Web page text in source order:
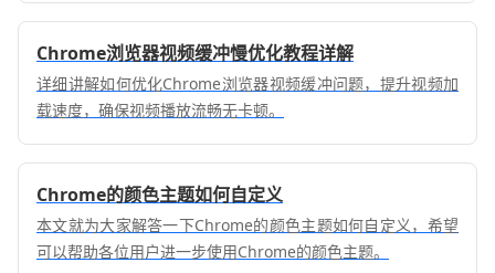
Chrome浏览器视频缓冲慢优化教程详解
详细讲解如何优化Chrome浏览器视频缓冲问题，提升视频加
载速度，确保视频播放流畅无卡顿。
Chrome的颜色主题如何自定义
本文就为大家解答一下Chrome的颜色主题如何自定义，希望
可以帮助各位用户进一步使用Chrome的颜色主题。